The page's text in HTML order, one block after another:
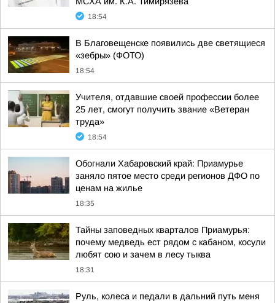
18:54
В Благовещенске появились две светящиеся
«зебры» (ФОТО)
18:54
Учителя, отдавшие своей профессии более
25 лет, смогут получить звание «Ветеран
труда»
18:54
Обогнали Хабаровский край: Приамурье
заняло пятое место среди регионов ДФО по
ценам на жилье
18:35
Тайны заповедных кварталов Приамурья:
почему медведь ест рядом с кабаном, косули
любят сою и зачем в лесу тыква
18:31
Руль, колеса и педали в дальний путь меня